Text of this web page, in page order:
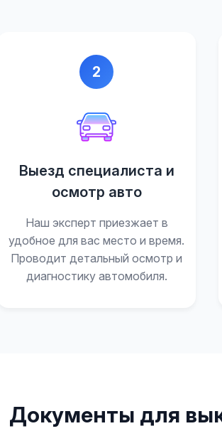
2
Выезд специалиста и
осмотр авто
Наш эксперт приезжает в
удобное для вас место и время.
Проводит детальный осмотр и
диагностику автомобиля.
Документы для